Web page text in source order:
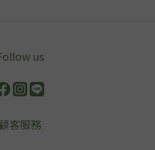
us
客服務